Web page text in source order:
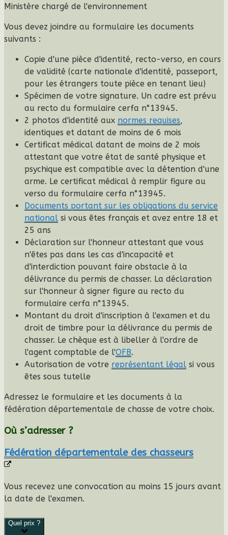
Ministère chargé de l'environnement
Vous devez joindre au formulaire les documents
suivants :
Copie d'une pièce d'identité, recto-verso, en cours
de validité (carte nationale d'identité, passeport,
pour les étrangers toute pièce en tenant lieu)
Spécimen de votre signature. Un cadre est prévu
au recto du formulaire cerfa n°13945.
2 photos d'identité aux normes requises,
identiques et datant de moins de 6 mois
Certificat médical datant de moins de 2 mois
attestant que votre état de santé physique et
psychique est compatible avec la détention d'une
arme. Le certificat médical à remplir figure au
verso du formulaire cerfa n°13945.
Documents portant sur les obligations du service
national si vous êtes français et avez entre 18 et
25 ans
Déclaration sur l'honneur attestant que vous
n'êtes pas dans les cas d'incapacité et
d'interdiction pouvant faire obstacle à la
délivrance du permis de chasser. La déclaration
sur l'honneur à signer figure au recto du
formulaire cerfa n°13945.
Montant du droit d'inscription à l'examen et du
droit de timbre pour la délivrance du permis de
chasser. Le chèque est à libeller à l'ordre de
l'agent comptable de l'OFB.
Autorisation de votre représentant légal si vous
êtes sous tutelle
Adressez le formulaire et les documents à la
fédération départementale de chasse de votre choix.
Où s’adresser ?
Fédération départementale des chasseurs
Vous recevez une convocation au moins 15 jours avant
la date de l'examen.
Quel prix ?